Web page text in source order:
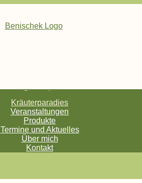
Startseite
Kräuterparadies
Veranstaltungen
Produkte
Termine und Aktuelles
Über mich
Kontakt